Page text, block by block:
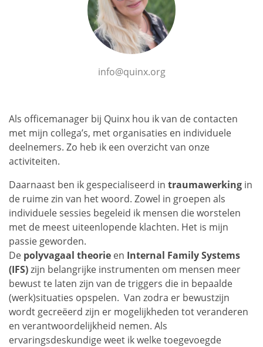
info@quinx.org
Als officemanager bij Quinx hou ik van de contacten
met mijn collega’s, met organisaties en individuele
deelnemers. Zo heb ik een overzicht van onze
activiteiten.
Daarnaast ben ik gespecialiseerd in traumawerking in
de ruime zin van het woord. Zowel in groepen als
individuele sessies begeleid ik mensen die worstelen
met de meest uiteenlopende klachten. Het is mijn
passie geworden.
De polyvagaal theorie en Internal Family Systems
(IFS)zijn belangrijke instrumenten om mensen meer
bewust te laten zijn van de triggers die in bepaalde
(werk)situaties opspelen. Van zodra er bewustzijn
wordt gecreëerd zijn er mogelijkheden tot veranderen
en verantwoordelijkheid nemen. Als
ervaringsdeskundige weet ik welke toegevoegde